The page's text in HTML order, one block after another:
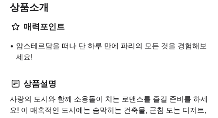
상품소개
매력포인트
암스테르담을 떠나 단 하루 만에 파리의 모든 것을 경험해보
세요!
상품설명
사랑의 도시와 함께 소용돌이 치는 로맨스를 즐길 준비를 하세
요! 이 매혹적인 도시에는 숨막히는 건축물, 군침 도는 디저트,